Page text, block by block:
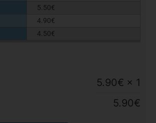
5.50€
4.90€
4.50€
5.90€ × 1
5.90€